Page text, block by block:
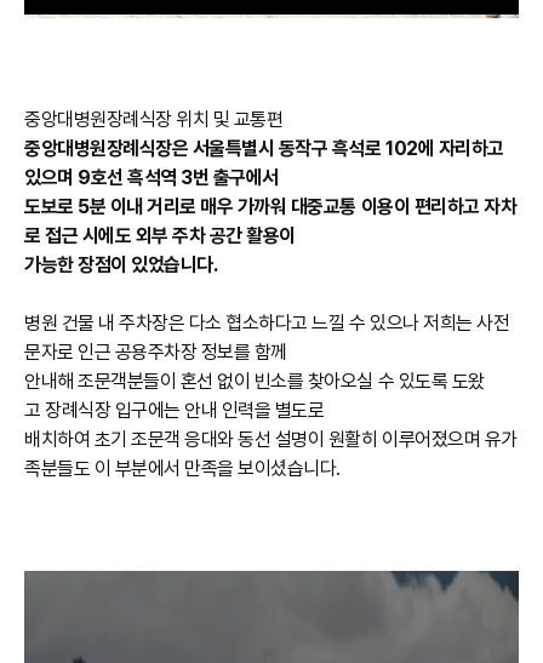
중앙대병원장례식장 위치 및 교통편
중앙대병원장례식장은 서울특별시 동작구 흑석로 102에 자리하고
있으며 9호선 흑석역 3번 출구에서
도보로 5분 이내 거리로 매우 가까워 대중교통 이용이 편리하고 자차
로 접근 시에도 외부 주차 공간 활용이
가능한 장점이 있었습니다.
병원 건물 내 주차장은 다소 협소하다고 느낄 수 있으나 저희는 사전
문자로 인근 공용주차장 정보를 함께
안내해 조문객분들이 혼선 없이 빈소를 찾아오실 수 있도록 도왔
고 장례식장 입구에는 안내 인력을 별도로
배치하여 초기 조문객 응대와 동선 설명이 원활히 이루어졌으며 유가
족분들도 이 부분에서 만족을 보이셨습니다.